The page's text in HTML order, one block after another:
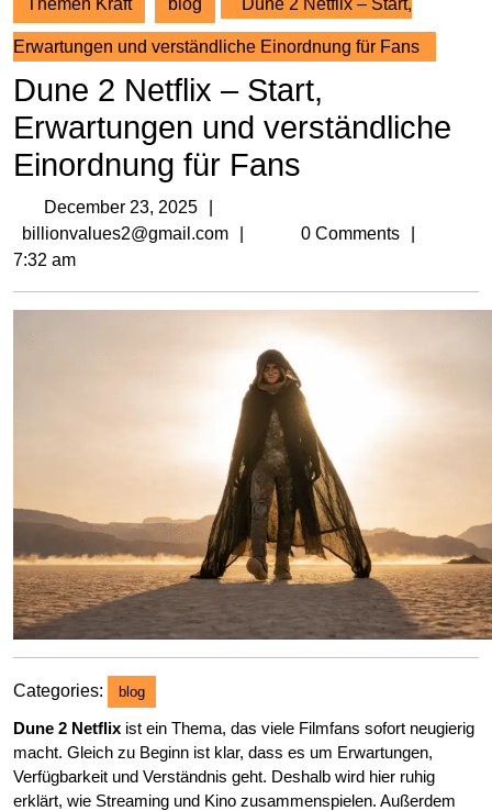
Themen Kraft blog Dune 2 Netflix – Start,
Erwartungen und verständliche Einordnung für Fans
Dune 2 Netflix – Start,
Erwartungen und verständliche
Einordnung für Fans
December 23, 2025
23,
billionvalues2@gmail.com billionvalues2@gmail.com
0 Comments
7:32 am
Categories: blog
Dune 2 Netflix ist ein Thema, das viele Filmfans sofort neugierig
macht. Gleich zu Beginn ist klar, dass es um Erwartungen,
Verfügbarkeit und Verständnis geht. Deshalb wird hier ruhig
erklärt, wie Streaming und Kino zusammenspielen. Außerdem